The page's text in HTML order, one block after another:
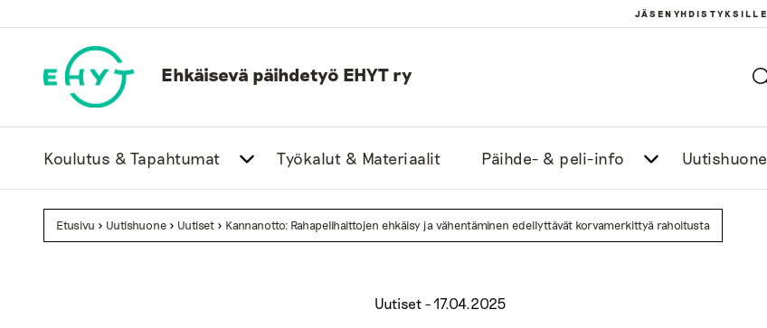
to
JÄSENYHDISTYKSILLE
Ehkäisevä päihdetyö EHYT ry
Koulutus & Tapahtumat Työkalut & Materiaalit Päihde- & peli-info Uutishuone
Etusivu > Uutishuone > Uutiset > Kannanotto: Rahapelihaittojen ehkäisy ja vähentäminen edellyttävät korvamerkittyä rahoitusta
Uutiset -17.04.2025